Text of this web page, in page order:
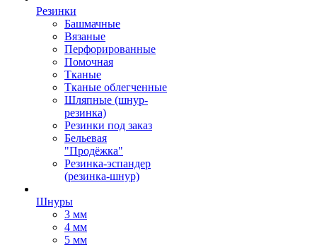
Резинки
Башмачные
Вязаные
Перфорированные
Помочная
Тканые
Тканые облегченные
Шляпные (шнур-
резинка)
Резинки под заказ
Бельевая
"Продёжка"
Резинка-эспандер
(резинка-шнур)
Шнуры
3 мм
4 мм
5 мм